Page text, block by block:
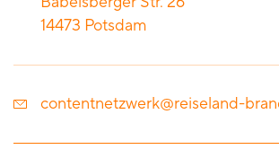
14473 Potsdam
contentnetzwerk@reiseland-